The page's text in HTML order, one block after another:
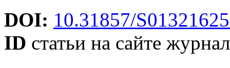
DOI: 10.31857/
ID статьи на сайте